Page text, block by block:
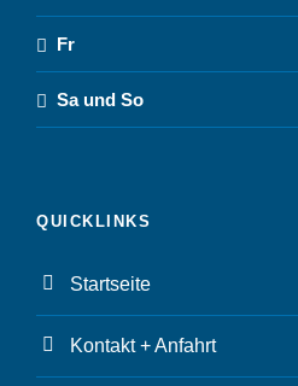
Fr
Sa und So
QUICKLINKS
Startseite
Kontakt + Anfahrt